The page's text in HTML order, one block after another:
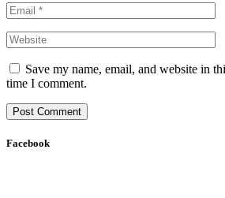
Save my name, email, and website in
time I comment.
Facebook